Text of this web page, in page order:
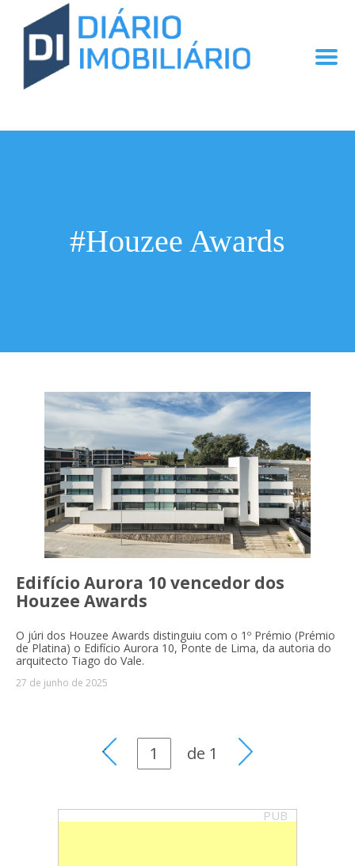
#Houzee Awards
Edifício Aurora 10 vencedor dos
Houzee Awards
O júri dos Houzee Awards distinguiu com o 1º Prémio (Prémio
de Platina) o Edifício Aurora 10, Ponte de Lima, da autoria do
arquitecto Tiago do Vale.
27 de junho de 2025
de 1
PUB